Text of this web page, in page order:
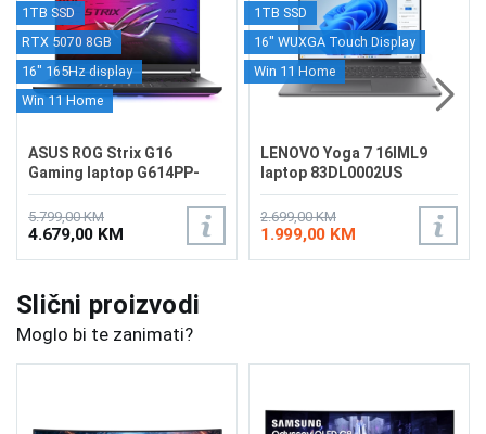
1TB SSD
RTX 5070 8GB
16" 165Hz display
Win 11 Home
ASUS ROG Strix G16
Gaming laptop G614PP-
WH94/32GB
5.799,00 KM
4.679,00 KM
1TB SSD
16" WUXGA Touch Display
Win 11 Home
LENOVO Yoga 7 16IML9
laptop 83DL0002US
2.699,00 KM
1.999,00 KM
Slični proizvodi
Moglo bi te zanimati?